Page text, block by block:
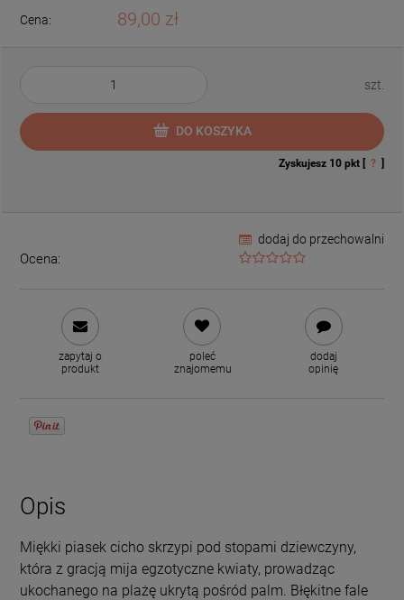
Cena: 89,00 zł
szt.
DO KOSZYKA
Zyskujesz 10 pkt [ ? ]
dodaj do przechowalni
Ocena:
zapytaj o
produkt
poleć
znajomemu
dodaj
opinię
Opis
Miękki piasek cicho skrzypi pod stopami dziewczyny,
która z gracją mija egzotyczne kwiaty, prowadząc
ukochanego na plażę ukrytą pośród palm. Błękitne fale